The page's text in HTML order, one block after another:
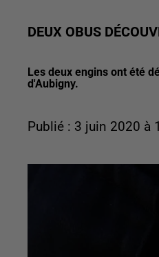
DEUX OBUS
Les deux engins ont été
d'Aubigny.
Publié : 3 juin 2020 à